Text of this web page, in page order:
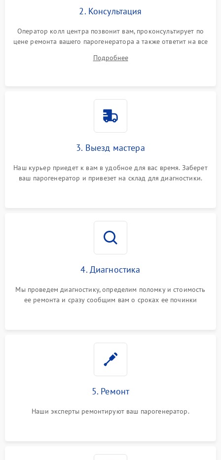
2. Консультация
Оператор колл центра позвонит вам, проконсультирует по
цене ремонта вашего парогенератора а также ответит на все
Подробнее
3. Выезд мастера
Наш курьер приедет к вам в удобное для вас время. Заберет
ваш парогенератор и привезет на склад для диагностики.
4. Диагностика
Мы проведем диагностику, определим поломку и стоимость
ее ремонта и сразу сообщим вам о сроках ее починки
5. Ремонт
Наши эксперты ремонтируют ваш парогенератор.